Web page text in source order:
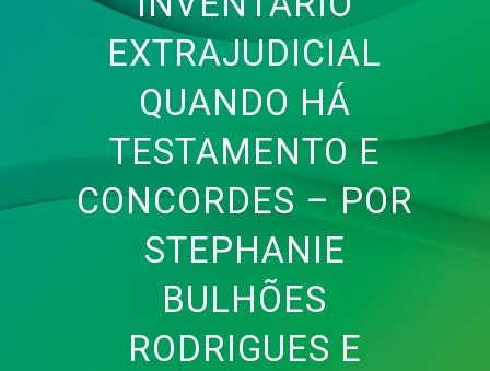
EXTRAJUDICIAL
QUANDO HÁ
TESTAMENTO E
CONCORDES – POR
STEPHANIE
BULHÕES
RODRIGUES E